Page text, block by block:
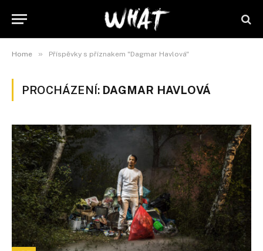
Home » Příspěvky s příznakem "Dagmar Havlová"
PROCHÁZENÍ: DAGMAR HAVLOVÁ